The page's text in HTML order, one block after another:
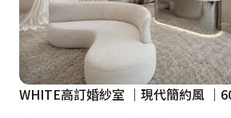
WHITE高訂婚紗室 ｜現代簡約風 ｜